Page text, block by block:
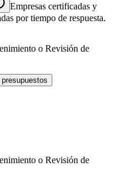
Empresas certificadas y
por tiempo de respuesta.
o Revisión de
presupuestos
o Revisión de